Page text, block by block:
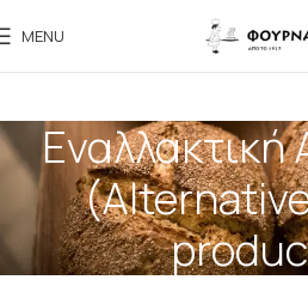
MENU
Εναλλακτική